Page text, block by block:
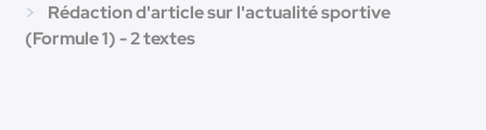
Rédaction d'article sur l'actualité sportive
(Formule 1) - 2 textes